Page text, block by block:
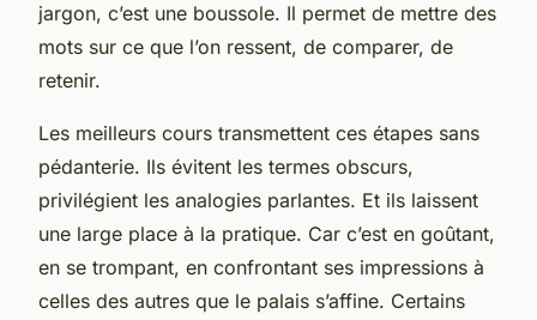
jargon, c’est une boussole. Il permet de mettre des
mots sur ce que l’on ressent, de comparer, de
retenir.
Les meilleurs cours transmettent ces étapes sans
pédanterie. Ils évitent les termes obscurs,
privilégient les analogies parlantes. Et ils laissent
une large place à la pratique. Car c’est en goûtant,
en se trompant, en confrontant ses impressions à
celles des autres que le palais s’affine. Certains